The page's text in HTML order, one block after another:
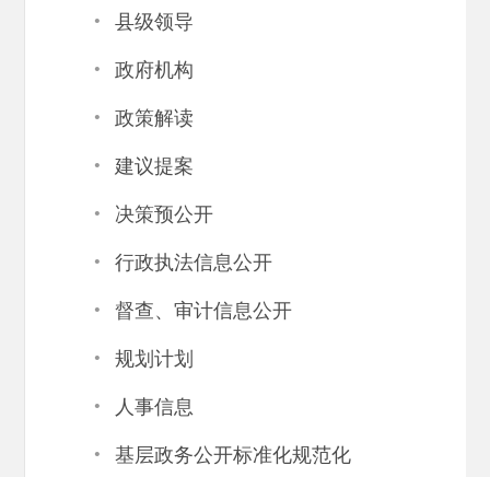
· 县级领导
· 政府机构
· 政策解读
· 建议提案
· 决策预公开
· 行政执法信息公开
· 督查、审计信息公开
· 规划计划
· 人事信息
· 基层政务公开标准化规范化